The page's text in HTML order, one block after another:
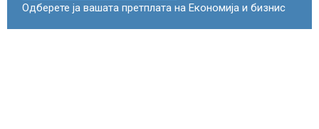
Одберете ја вашата претплата на Економија и бизнис